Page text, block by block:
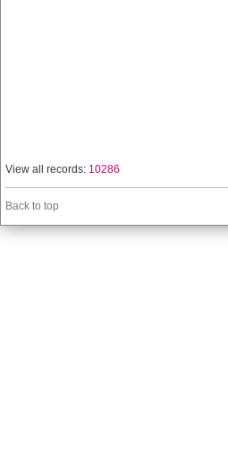
View all records: 10286
Back to top